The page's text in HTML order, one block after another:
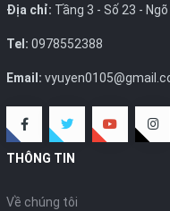
Địa chỉ: Tầng 3 - Số 23 -
Tel: 0978552388
Email:
THÔNG TIN
Về chúng tôi